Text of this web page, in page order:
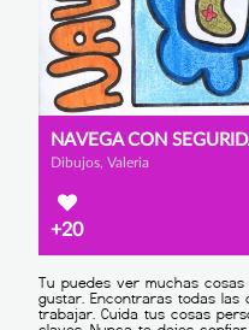
NAVEGA CON
Dibujos, Valeria
+20